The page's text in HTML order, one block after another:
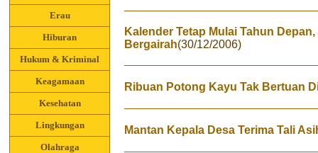
Erau
Hiburan
Hukum & Kriminal
Keagamaan
Kesehatan
Lingkungan
Olahraga
Kalender Tetap Mulai Tahun
Bergairah(30/12/2006)
Ribuan Potong Kayu Tak Bertuan
Mantan Kepala Desa Terima Tali